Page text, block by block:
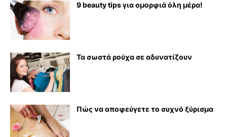
9 beauty tips για ομορφιά όλη μέρα!
Τα σωστά ρούχα σε αδυνατίζουν
Πώς να αποφεύγετε το συχνό ξύρισμα